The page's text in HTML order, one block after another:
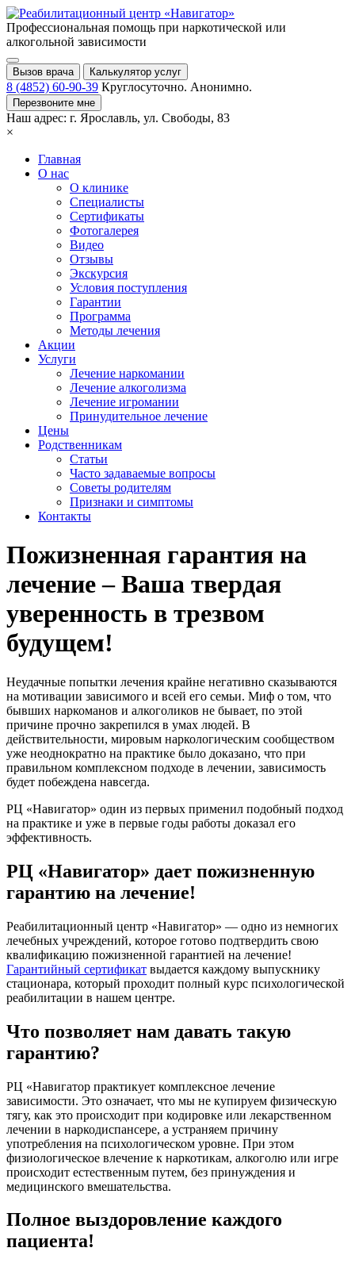
Профессиональная помощь при наркотической или
алкогольной зависимости
Вызов врача Калькулятор услуг
8 (4852) 60-90-39 Круглосуточно. Анонимно.
Перезвоните мне
Наш адрес: г. Ярославль, ул. Свободы, 83
×
Главная
О нас
О клинике
Специалисты
Сертификаты
Фотогалерея
Видео
Отзывы
Экскурсия
Условия поступления
Гарантии
Программа
Методы лечения
Акции
Услуги
Лечение наркомании
Лечение алкоголизма
Лечение игромании
Принудительное лечение
Цены
Родственникам
Статьи
Часто задаваемые вопросы
Советы родителям
Признаки и симптомы
Контакты
Пожизненная гарантия на
лечение – Ваша твердая
уверенность в трезвом
будущем!
Неудачные попытки лечения крайне негативно сказываются
на мотивации зависимого и всей его семьи. Миф о том, что
бывших наркоманов и алкоголиков не бывает, по этой
причине прочно закрепился в умах людей. В
действительности, мировым наркологическим сообществом
уже неоднократно на практике было доказано, что при
правильном комплексном подходе в лечении, зависимость
будет побеждена навсегда.
РЦ «Навигатор» один из первых применил подобный подход
на практике и уже в первые годы работы доказал его
эффективность.
РЦ «Навигатор» дает пожизненную
гарантию на лечение!
Реабилитационный центр «Навигатор» — одно из немногих
лечебных учреждений, которое готово подтвердить свою
квалификацию пожизненной гарантией на лечение!
Гарантийный сертификат выдается каждому выпускнику
стационара, который проходит полный курс психологической
реабилитации в нашем центре.
Что позволяет нам давать такую
гарантию?
РЦ «Навигатор практикует комплексное лечение
зависимости. Это означает, что мы не купируем физическую
тягу, как это происходит при кодировке или лекарственном
лечении в наркодиспансере, а устраняем причину
употребления на психологическом уровне. При этом
физиологическое влечение к наркотикам, алкоголю или игре
происходит естественным путем, без принуждения и
медицинского вмешательства.
Полное выздоровление каждого
пациента!